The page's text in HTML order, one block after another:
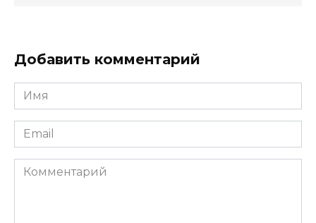
Добавить комментарий
Имя
*
Email
*
Комментарий